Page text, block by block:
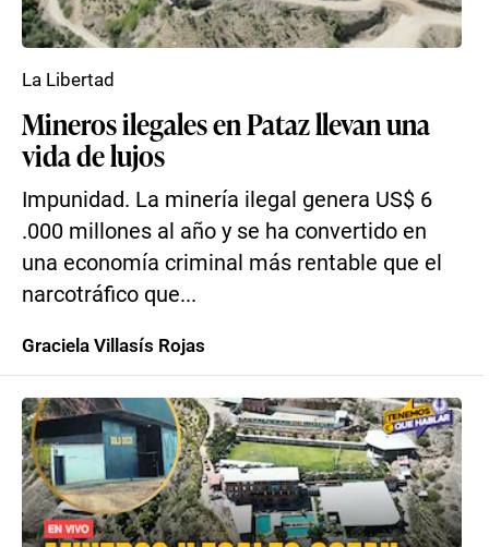
Mineros ilegales en Pataz llevan una
vida de lujos
Impunidad. La minería ilegal genera US$ 6
.000 millones al año y se ha convertido en
una economía criminal más rentable que el
narcotráfico que...
La Libertad
Graciela Villasís Rojas